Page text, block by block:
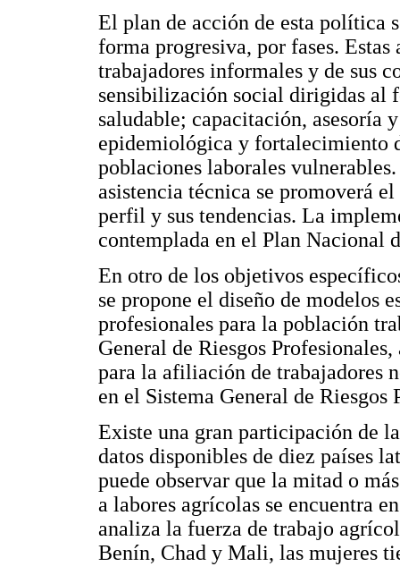
El plan de acción de esta política
forma progresiva, por fases.
trabajadores informales y de sus
sensibilización social dirigidas al
saludable; capacitación, asesoría
epidemiológica y fortalecimiento
poblaciones laborales
asistencia técnica se promoverá
perfil y sus tendencias. La
contemplada en el Plan Nacional
En otro de los objetivos
se propone el diseño de modelos
profesionales para la población
General de Riesgos
para la afiliación de trabajadores
en el Sistema General de Riesgos
Existe una gran participación de
datos disponibles de diez países
puede observar que la mitad o
a labores agrícolas se encuentra
analiza la fuerza de trabajo
Benín, Chad y Mali, las mujeres